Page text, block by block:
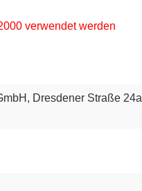
verwendet werden
Dresdener Straße